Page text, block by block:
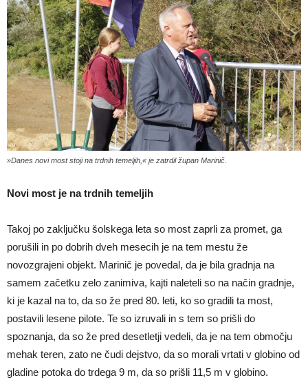
»Danes novi most stoji na trdnih temeljih,« je zatrdil župan Marinič.
Novi most je na trdnih temeljih
Takoj po zaključku šolskega leta so most zaprli za promet, ga
porušili in po dobrih dveh mesecih je na tem mestu že
novozgrajeni objekt. Marinič je povedal, da je bila gradnja na
samem začetku zelo zanimiva, kajti naleteli so na način gradnje,
ki je kazal na to, da so že pred 80. leti, ko so gradili ta most,
postavili lesene pilote. Te so izruvali in s tem so prišli do
spoznanja, da so že pred desetletji vedeli, da je na tem območju
mehak teren, zato ne čudi dejstvo, da so morali vrtati v globino od
gladine potoka do trdega 9 m, da so prišli 11,5 m v globino.